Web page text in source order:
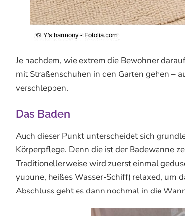
Je nachdem, wie extrem die Bewohner
mit Straßenschuhen in den Garten gehen –
verschleppen.
Das Baden
Auch dieser Punkt unterscheidet sich
Körperpflege. Denn die ist der Badewanne
Traditionellerweise wird zuerst einmal
yubune, heißes Wasser-Schiff) relaxed, um
Abschluss geht es dann nochmal in die